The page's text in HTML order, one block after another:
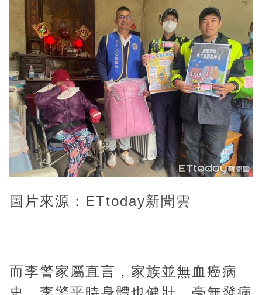
圖片來源：ETtoday新聞雲
而李警家屬直言，家族並無血癌病